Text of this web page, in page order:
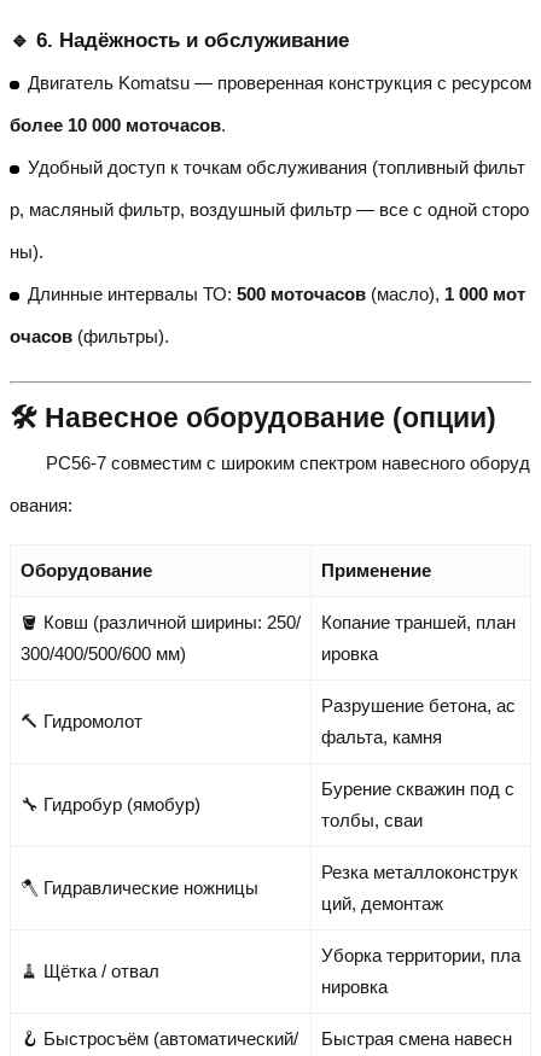
🔹 6. Надёжность и обслуживание
Двигатель Komatsu — проверенная конструкция с ресурсом
более 10 000 моточасов.
Удобный доступ к точкам обслуживания (топливный фильт
р, масляный фильтр, воздушный фильтр — все с одной сторо
ны).
Длинные интервалы ТО: 500 моточасов (масло), 1 000 мот
очасов (фильтры).
🛠 Навесное оборудование (опции)
PC56-7 совместим с широким спектром навесного оборуд
ования:
Оборудование Применение
🪣 Ковш (различной ширины: 250/
300/400/500/600 мм)
Копание траншей, план
ировка
🔨 Гидромолот
Разрушение бетона, ас
фальта, камня
🔧 Гидробур (ямобур)
Бурение скважин под с
толбы, сваи
🪓 Гидравлические ножницы
Резка металлоконструк
ций, демонтаж
🧹 Щётка / отвал
Уборка территории, пла
нировка
🪝 Быстросъём (автоматический/
Быстрая смена навесн